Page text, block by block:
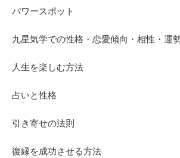
パワースポット
九星気学での性格・恋愛傾向・相性・運
人生を楽しむ方法
占いと性格
引き寄せの法則
復縁を成功させる方法